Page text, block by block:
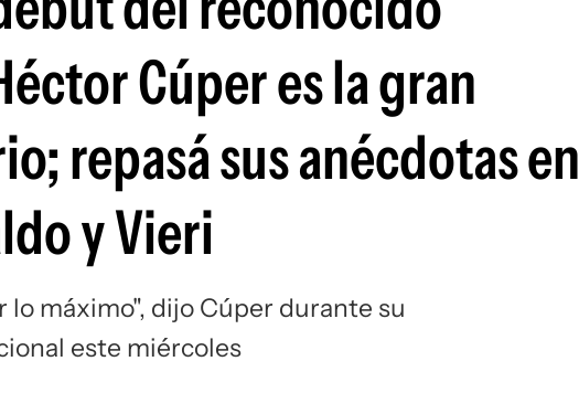
Cúper es la gran
repasá sus anécdotas en
y Vieri
lo máximo", dijo Cúper durante su
este miércoles